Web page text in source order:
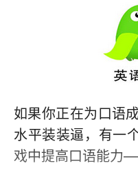
如果你正在为口语
水平装装逼，有一
戏中提高口语能力